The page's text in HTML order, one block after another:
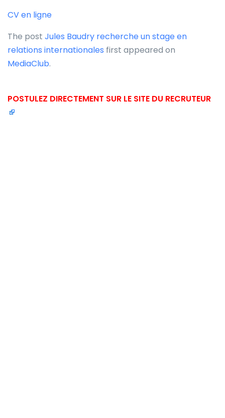
CV en ligne
The post Jules Baudry recherche un stage en
relations internationales first appeared on
MediaClub.
POSTULEZ DIRECTEMENT SUR LE SITE DU RECRUTEUR